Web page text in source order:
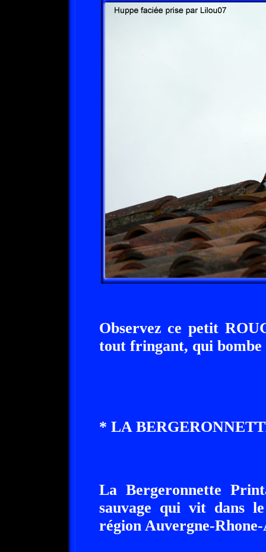
Observez ce petit
tout fringant, qui
* LA
La Bergeronnette
sauvage qui vit dans
région Auvergne-